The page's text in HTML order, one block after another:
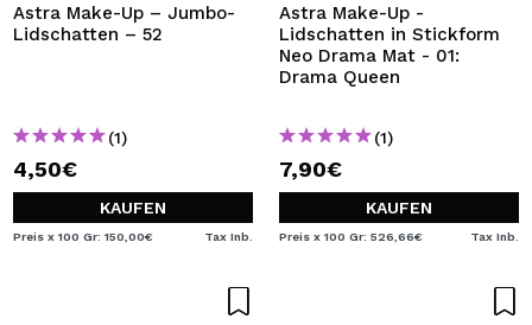
Astra Make-Up – Jumbo-
Lidschatten – 52
(1)
4,50€
KAUFEN
Preis x 100 Gr: 150,00€ Tax Inb.
Astra Make-Up -
Lidschatten in Stickform
Neo Drama Mat - 01:
Drama Queen
(1)
7,90€
KAUFEN
Preis x 100 Gr: 526,66€ Tax Inb.